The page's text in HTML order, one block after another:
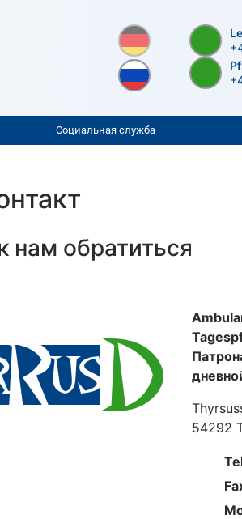
Социальная служба
нам обратиться
54292